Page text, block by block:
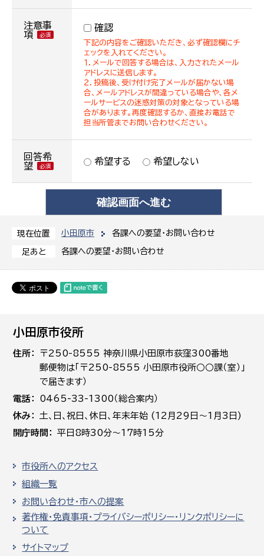
現在位置 小田原市 各課への要望・お問い合わせ
足あと 各課への要望・お問い合わせ
注意事
項
確認
下記の内容をご確認いただき、必ず確認欄にチ
ェックを入れてください。
１．メールで回答する場合は、入力されたメール
アドレスに送信します。
２．投稿後、受け付け完了メールが届かない場
合、メールアドレスが間違っている場合や、各メ
ールサービスの迷惑対策の対象となっている場
合があります。再度確認するか、直接お電話で
担当所管までお問い合わせください。
回答希
望
希望する 希望しない
小田原市役所
住所
〒250-8555 神奈川県小田原市荻窪300番地
郵便物は「〒250-8555 小田原市役所○○課（室）」
で届きます）
電話
0465-33-1300（総合案内）
休み
土､日､祝日、休日、年末年始 (12月29日～1月3日)
開庁時間
平日8時30分～17時15分
市役所へのアクセス
組織一覧
お問い合わせ・市への提案
著作権・免責事項・プライバシーポリシー・リンクポリシーに
ついて
サイトマップ